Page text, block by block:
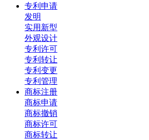
专利申请
发明
实用新型
外观设计
专利许可
专利转让
专利变更
专利管理
商标注册
商标申请
商标撤销
商标许可
商标转让